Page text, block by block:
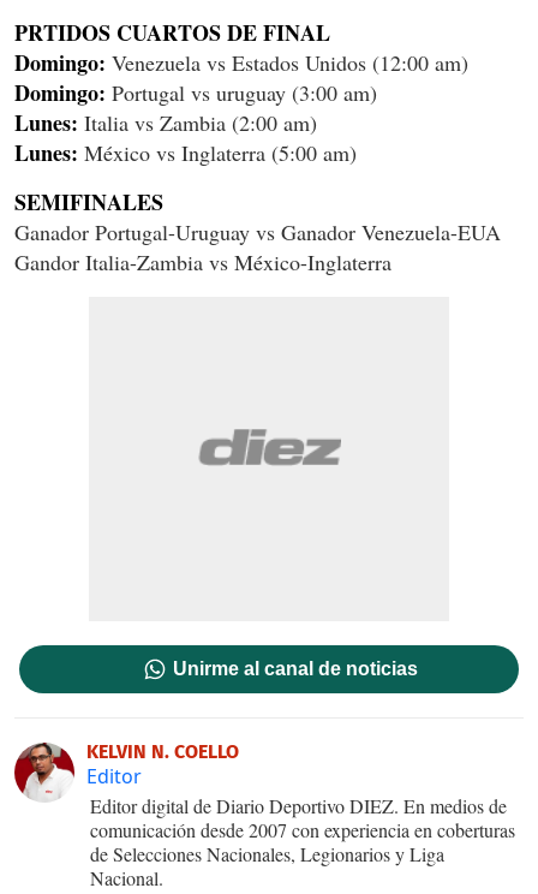
PRTIDOS CUARTOS DE FINAL
Domingo: Venezuela vs Estados Unidos (12:00 am)
Domingo: Portugal vs uruguay (3:00 am)
Lunes: Italia vs Zambia (2:00 am)
Lunes: México vs Inglaterra (5:00 am)
SEMIFINALES
Ganador Portugal-Uruguay vs Ganador Venezuela-EUA
Gandor Italia-Zambia vs México-Inglaterra
Unirme al canal de noticias
KELVIN N. COELLO
Editor
Editor digital de Diario Deportivo DIEZ. En medios de
comunicación desde 2007 con experiencia en coberturas
de Selecciones Nacionales, Legionarios y Liga
Nacional.